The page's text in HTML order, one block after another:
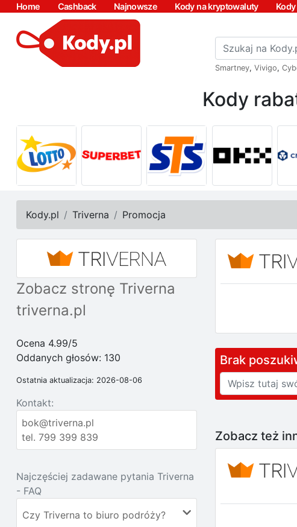
Home Cashback Najnowsze Kody na kryptowaluty
Smartney, Vivigo,
Kody
Kody.pl Triverna Promocja
Zobacz stronę Triverna
triverna.pl
Ocena 4.99/5
Oddanych głosów: 130
Ostatnia aktualizacja: 2026-08-06
Kontakt:
bok@triverna.pl
tel. 799 399 839
Najczęściej zadawane pytania Triverna
- FAQ
Czy Triverna to biuro podróży?
Brak
Zobacz też